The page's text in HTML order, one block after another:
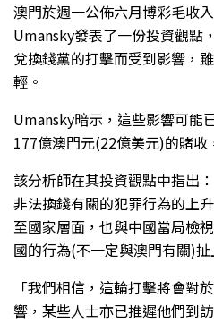
澳門於週一公佈六月博彩毛收
Umansky發表了一份投資觀點
兌換錢黨的打擊而受到影響，
輕。
Umansky暗示，這些影響可能
177億澳門元(22億美元)的賭收
該分析師在其投資觀點中指出
非法換錢有關的犯罪行為的上
至國家層面，也與中國當局檢
國的行為(不一定與澳門有關)扯
「我們相信，這輪打擊將會對
響，某些人士亦已推遲他們到訪